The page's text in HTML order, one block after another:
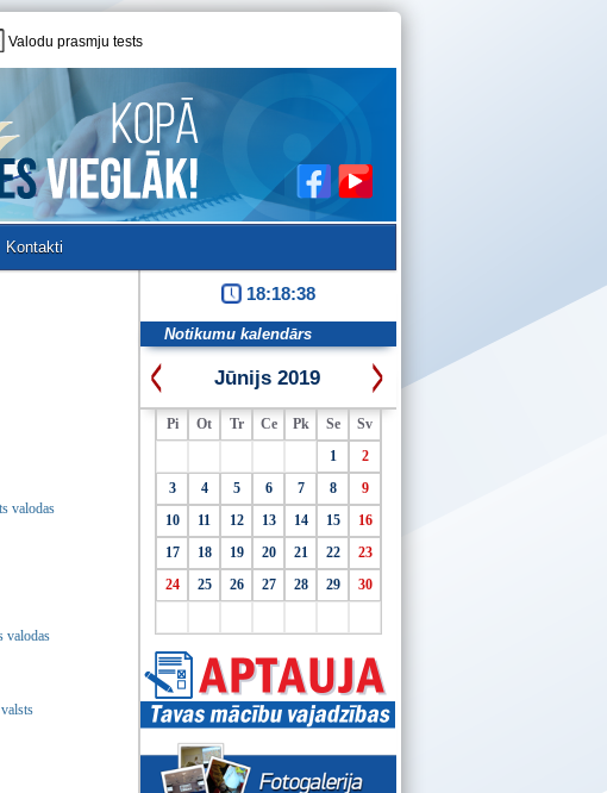
Valodu prasmju tests
Kontakti
valodas
valodas
18:18:38
Notikumu kalendārs
Jūnijs 2019
Pi Ot Tr Ce Pk Se
Sv
1
2
3
4 5 6 7 8
9
10
11 12 13 14 15
16
17
18 19 20 21 22
23
24
25 26 27 28 29 30